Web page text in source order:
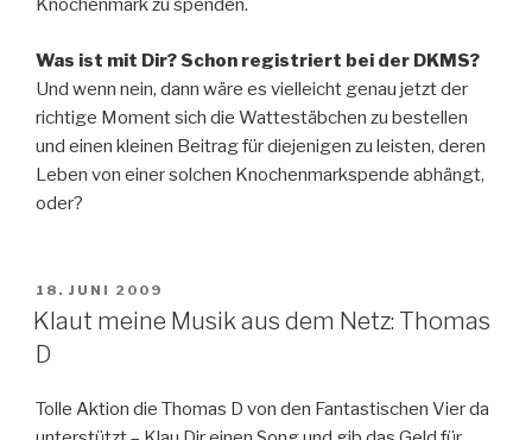
Knochenmark zu spenden.
Was ist mit Dir? Schon registriert bei der DKMS?
Und wenn nein, dann wäre es vielleicht genau jetzt der
richtige Moment sich die Wattestäbchen zu bestellen
und einen kleinen Beitrag für diejenigen zu leisten, deren
Leben von einer solchen Knochenmarkspende abhängt,
oder?
VERÖFFENTLICHT
AM
18. JUNI 2009
Klaut meine Musik aus dem Netz: Thomas
D
Tolle Aktion die Thomas D von den Fantastischen Vier da